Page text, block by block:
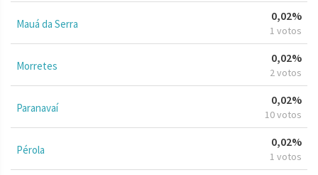
Mauá da Serra
0,02%
1 votos
Morretes
0,02%
2 votos
Paranavaí
0,02%
10 votos
Pérola
0,02%
1 votos